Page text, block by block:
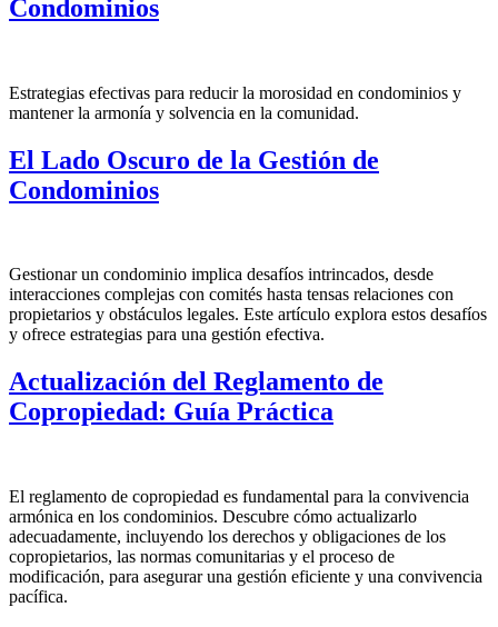
Condominios
Estrategias efectivas para reducir la morosidad en condominios y
mantener la armonía y solvencia en la comunidad.
El Lado Oscuro de la Gestión de
Condominios
Gestionar un condominio implica desafíos intrincados, desde
interacciones complejas con comités hasta tensas relaciones con
propietarios y obstáculos legales. Este artículo explora estos desafíos
y ofrece estrategias para una gestión efectiva.
Actualización del Reglamento de
Copropiedad: Guía Práctica
El reglamento de copropiedad es fundamental para la convivencia
armónica en los condominios. Descubre cómo actualizarlo
adecuadamente, incluyendo los derechos y obligaciones de los
copropietarios, las normas comunitarias y el proceso de
modificación, para asegurar una gestión eficiente y una convivencia
pacífica.